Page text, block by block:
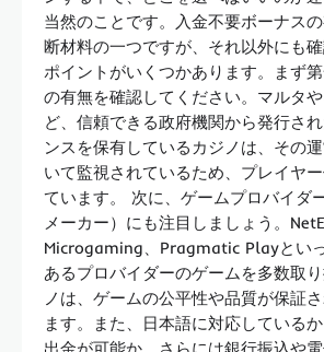
当然のことです。入金不要ボーナス
断材料の一つですが、それ以外にも
ポイントがいくつかあります。まず
の有無を確認してください。マルタ
ど、信頼できる政府機関から発行さ
ンスを保有しているカジノは、その
いて監視されているため、プレイヤ
ています。 次に、ゲームプロバイダ
メーカー）にも注目しましょう。
Microgaming、Pragmatic Playとい
あるプロバイダーのゲームを多数取
ノは、ゲームの公平性や品質が保証
ます。また、日本語に対応している